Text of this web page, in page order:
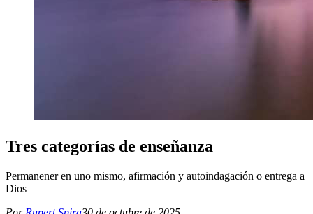
Tres categorías de enseñanza
Permanener en uno mismo, afirmación y autoindagación o entrega a
Dios